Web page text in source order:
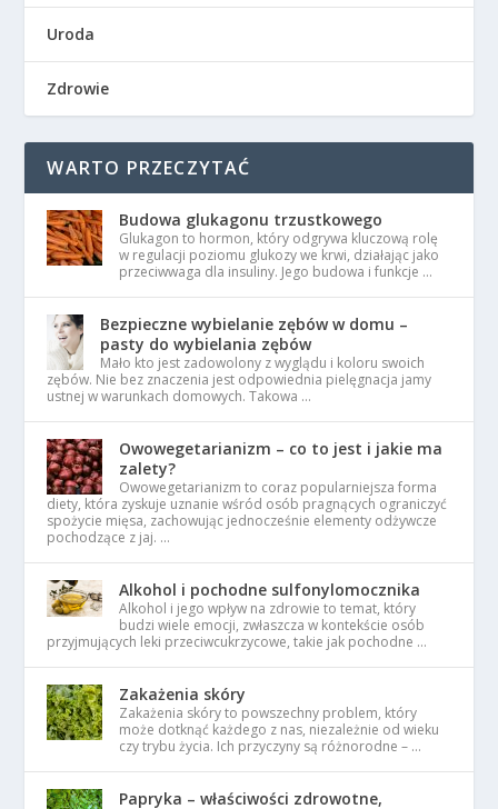
Uroda
Zdrowie
WARTO PRZECZYTAĆ
Budowa glukagonu trzustkowego
Glukagon to hormon, który odgrywa kluczową rolę
w regulacji poziomu glukozy we krwi, działając jako
przeciwwaga dla insuliny. Jego budowa i funkcje …
Bezpieczne wybielanie zębów w domu –
pasty do wybielania zębów
Mało kto jest zadowolony z wyglądu i koloru swoich
zębów. Nie bez znaczenia jest odpowiednia pielęgnacja jamy
ustnej w warunkach domowych. Takowa …
Owowegetarianizm – co to jest i jakie ma
zalety?
Owowegetarianizm to coraz popularniejsza forma
diety, która zyskuje uznanie wśród osób pragnących ograniczyć
spożycie mięsa, zachowując jednocześnie elementy odżywcze
pochodzące z jaj. …
Alkohol i pochodne sulfonylomocznika
Alkohol i jego wpływ na zdrowie to temat, który
budzi wiele emocji, zwłaszcza w kontekście osób
przyjmujących leki przeciwcukrzycowe, takie jak pochodne …
Zakażenia skóry
Zakażenia skóry to powszechny problem, który
może dotknąć każdego z nas, niezależnie od wieku
czy trybu życia. Ich przyczyny są różnorodne – …
Papryka – właściwości zdrowotne,